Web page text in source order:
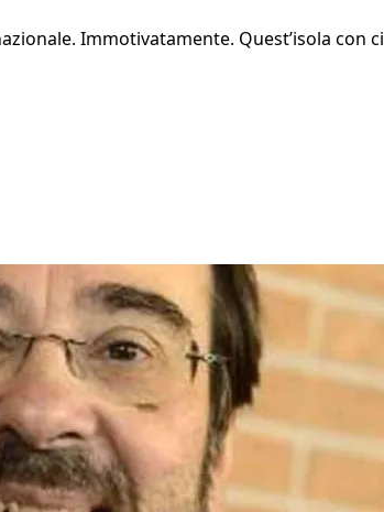
Immotivatamente. Quest’isola